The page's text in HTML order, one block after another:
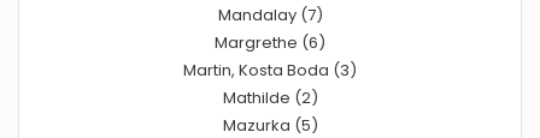
Mandalay (7)
Margrethe (6)
Martin, Kosta Boda (3)
Mathilde (2)
Mazurka (5)